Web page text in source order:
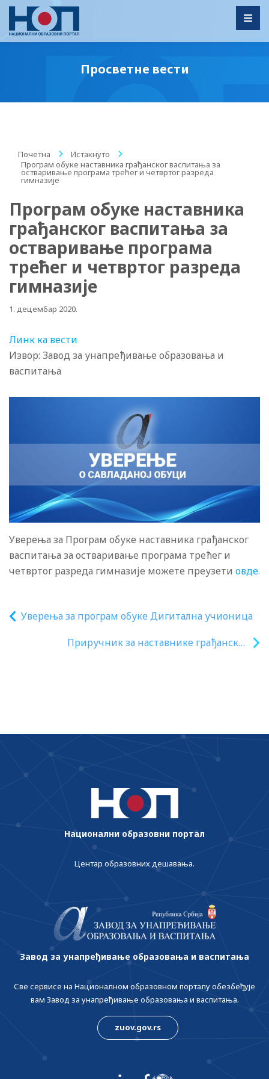
Просветне вести
Почетна / Истакнуто
/
Програм обуке наставника грађанског васпитања за
остваривање програма трећег и четвртог разреда
гимназије
Програм обуке наставника
грађанског васпитања за
остваривање програма
трећег и четвртог разреда
гимназије
1. децембар 2020.
Линк ка вести
Извор: Завод за унапређивање образовања и
васпитања
Уверења за Програм обуке наставника грађанског
васпитања за остваривање програма трећег и
четвртог разреда гимназије можете преузети овде.
Уверења за програм обуке Дигитална учионица
Приручник за наставнике грађанског
Национални образовни портал
Центар образовних дешавања.
Завод за унапређивање образовања и васпитања
Све сервисе на Националном образовном порталу обезбеђује
вам Завод за унапређивање образовања и васпитања.
zuov.gov.rs